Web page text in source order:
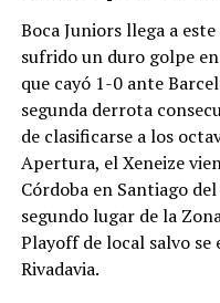
Boca Juniors llega a
sufrido un duro golpe
que cayó 1-0 ante
segunda derrota
de clasificarse a los
Apertura, el Xeneize
Córdoba en Santiago
segundo lugar de la
Playoff de local salvo
Rivadavia.